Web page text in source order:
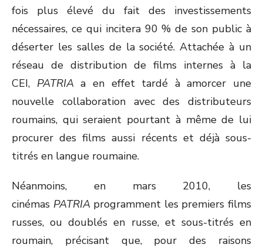
fois plus élevé du fait des investissements
nécessaires, ce qui incitera 90 % de son public à
déserter les salles de la société. Attachée à un
réseau de distribution de films internes à la
CEI, PATRIA a en effet tardé à amorcer une
nouvelle collaboration avec des distributeurs
roumains, qui seraient pourtant à même de lui
procurer des films aussi récents et déjà sous-
titrés en langue roumaine.
Néanmoins, en mars 2010, les
cinémas PATRIA programment les premiers films
russes, ou doublés en russe, et sous-titrés en
roumain, précisant que, pour des raisons